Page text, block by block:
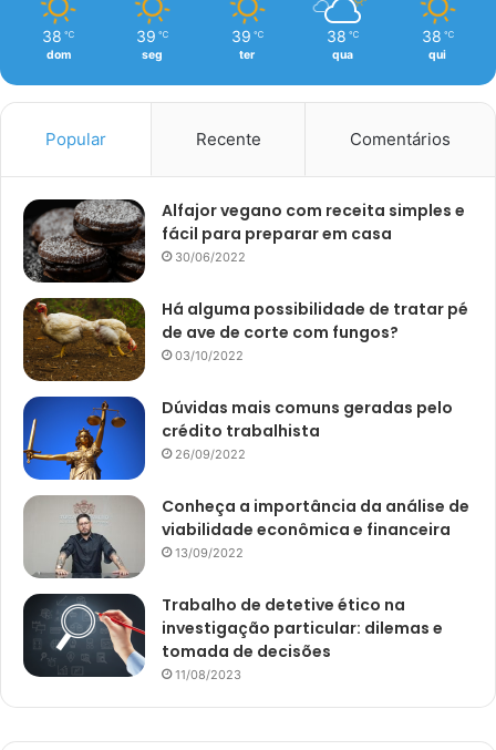
38 ℃
dom
39 ℃
seg
39 ℃
ter
38 ℃
qua
38 ℃
qui
Popular Recente Comentários
Alfajor vegano com receita simples e
fácil para preparar em casa
30/06/2022
Há alguma possibilidade de tratar pé
de ave de corte com fungos?
03/10/2022
Dúvidas mais comuns geradas pelo
crédito trabalhista
26/09/2022
Conheça a importância da análise de
viabilidade econômica e financeira
13/09/2022
Trabalho de detetive ético na
investigação particular: dilemas e
tomada de decisões
11/08/2023